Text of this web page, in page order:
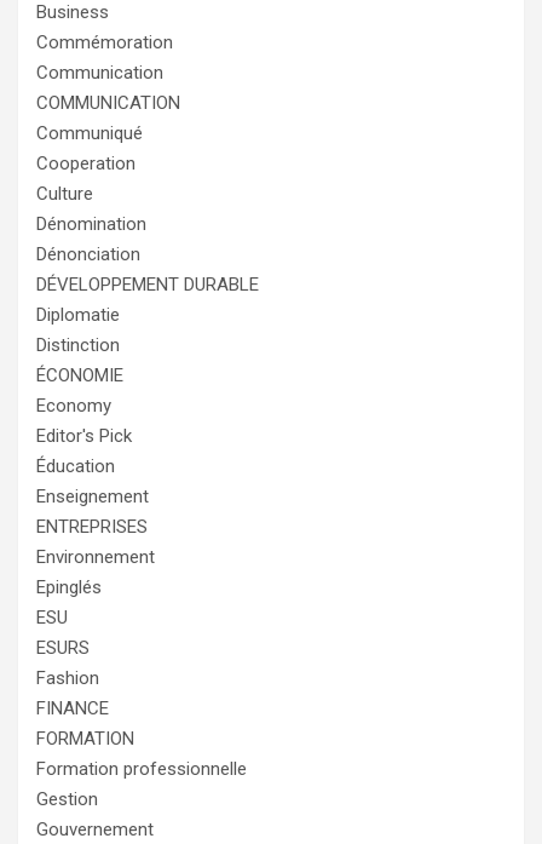
Business
Commémoration
Communication
COMMUNICATION
Communiqué
Cooperation
Culture
Dénomination
Dénonciation
DÉVELOPPEMENT DURABLE
Diplomatie
Distinction
ÉCONOMIE
Economy
Editor's Pick
Éducation
Enseignement
ENTREPRISES
Environnement
Epinglés
ESU
ESURS
Fashion
FINANCE
FORMATION
Formation professionnelle
Gestion
Gouvernement